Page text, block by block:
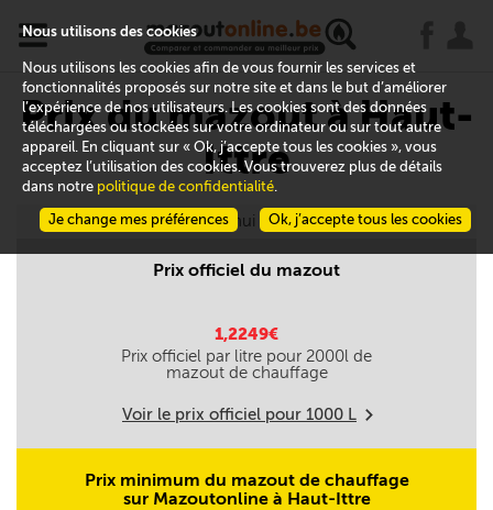
x
Prix du mazout à Haut-
Ittre
Aujourd'hui le 07/08
Prix officiel du mazout
1,2249€
Prix officiel par litre pour 2000l de
mazout de chauffage
Voir le prix officiel pour 1000 L m
Prix minimum du mazout de chauffage
sur Mazoutonline à Haut-Ittre
Nous utilisons des cookies
Nous utilisons les cookies afin de vous fournir les services et
fonctionnalités proposés sur notre site et dans le but d’améliorer
l’expérience de nos utilisateurs. Les cookies sont des données
téléchargées ou stockées sur votre ordinateur ou sur tout autre
appareil. En cliquant sur « Ok, j’accepte tous les cookies », vous
acceptez l’utilisation des cookies. Vous trouverez plus de détails
dans notre politique de confidentialité.
Ok, j’accepte tous les cookies
Je change mes préférences